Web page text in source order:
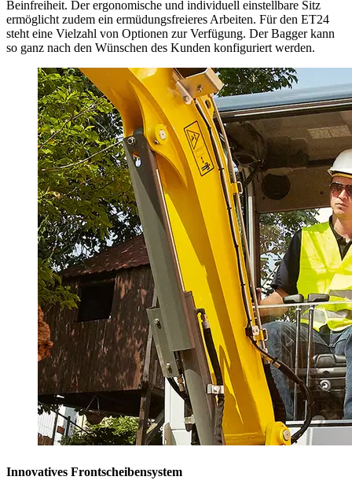
Beinfreiheit. Der ergonomische und individuell einstellbare Sitz
ermöglicht zudem ein ermüdungsfreieres Arbeiten. Für den ET24
steht eine Vielzahl von Optionen zur Verfügung. Der Bagger kann
so ganz nach den Wünschen des Kunden konfiguriert werden.
Innovatives Frontscheibensystem